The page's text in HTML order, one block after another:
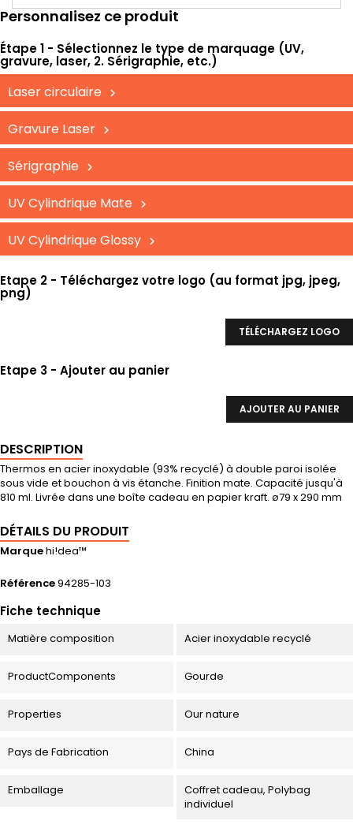
Personnalisez ce produit
Étape 1 - Sélectionnez le type de marquage (UV,
gravure, laser, 2. Sérigraphie, etc.)
Laser circulaire
Gravure Laser
Sérigraphie
UV Cylindrique Mate
UV Cylindrique Glossy
Etape 2 - Téléchargez votre logo (au format jpg, jpeg,
png)
TÉLÉCHARGEZ LOGO
Etape 3 - Ajouter au panier
AJOUTER AU PANIER
DESCRIPTION
Thermos en acier inoxydable (93% recyclé) à double paroi isolée
sous vide et bouchon à vis étanche. Finition mate. Capacité jusqu'à
810 ml. Livrée dans une boîte cadeau en papier kraft. ø79 x 290 mm
DÉTAILS DU PRODUIT
Marquehi!dea™
Référence94285-103
Fiche technique
Matière composition Acier inoxydable recyclé
ProductComponents Gourde
Properties Our nature
Pays de Fabrication China
Emballage
Coffret cadeau, Polybag
individuel